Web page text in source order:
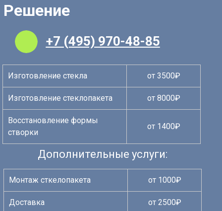
+7 (495) 970-48-85
Дополнительные услуги:
Монтаж сткелопакета от 1000₽
Доставка от 2500₽
Изготовление стекла от 3500₽
Изготовление стеклопакета от 8000₽
Восстановление формы
створки
от 1400₽
Решение